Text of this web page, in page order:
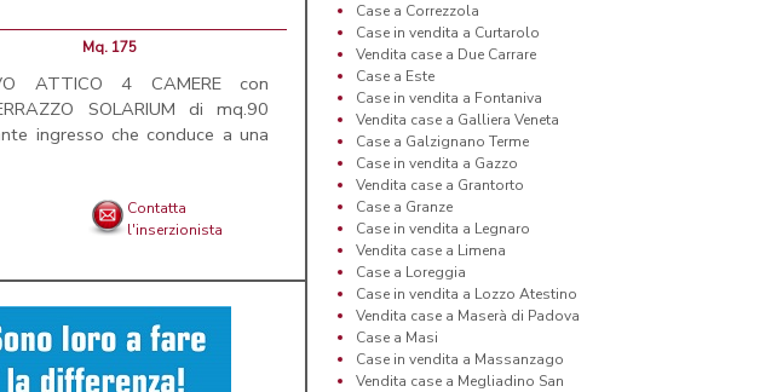
Mq. 175
ATTICO 4 CAMERE con
SOLARIUM di mq.90
ingresso che conduce a una
Contatta
l'inserzionista
Case a Correzzola
Case in vendita a Curtarolo
Vendita case a Due Carrare
Case a Este
Case in vendita a Fontaniva
Vendita case a Galliera Veneta
Case a Galzignano Terme
Case in vendita a Gazzo
Vendita case a Grantorto
Case a Granze
Case in vendita a Legnaro
Vendita case a Limena
Case a Loreggia
Case in vendita a Lozzo Atestino
Vendita case a Maserà di Padova
Case a Masi
Case in vendita a Massanzago
Vendita case a Megliadino San